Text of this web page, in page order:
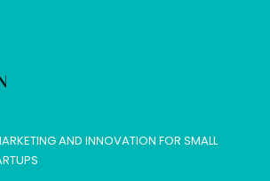
AND INNOVATION FOR SMALL